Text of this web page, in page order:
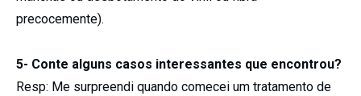
precocemente).
5- Conte alguns casos interessantes que encontrou?
Resp: Me surpreendi quando comecei um tratamento de